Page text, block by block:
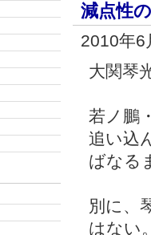
減点性
2010年6
大関琴
若ノ鵬
追い込
ばなる
別に、
はない